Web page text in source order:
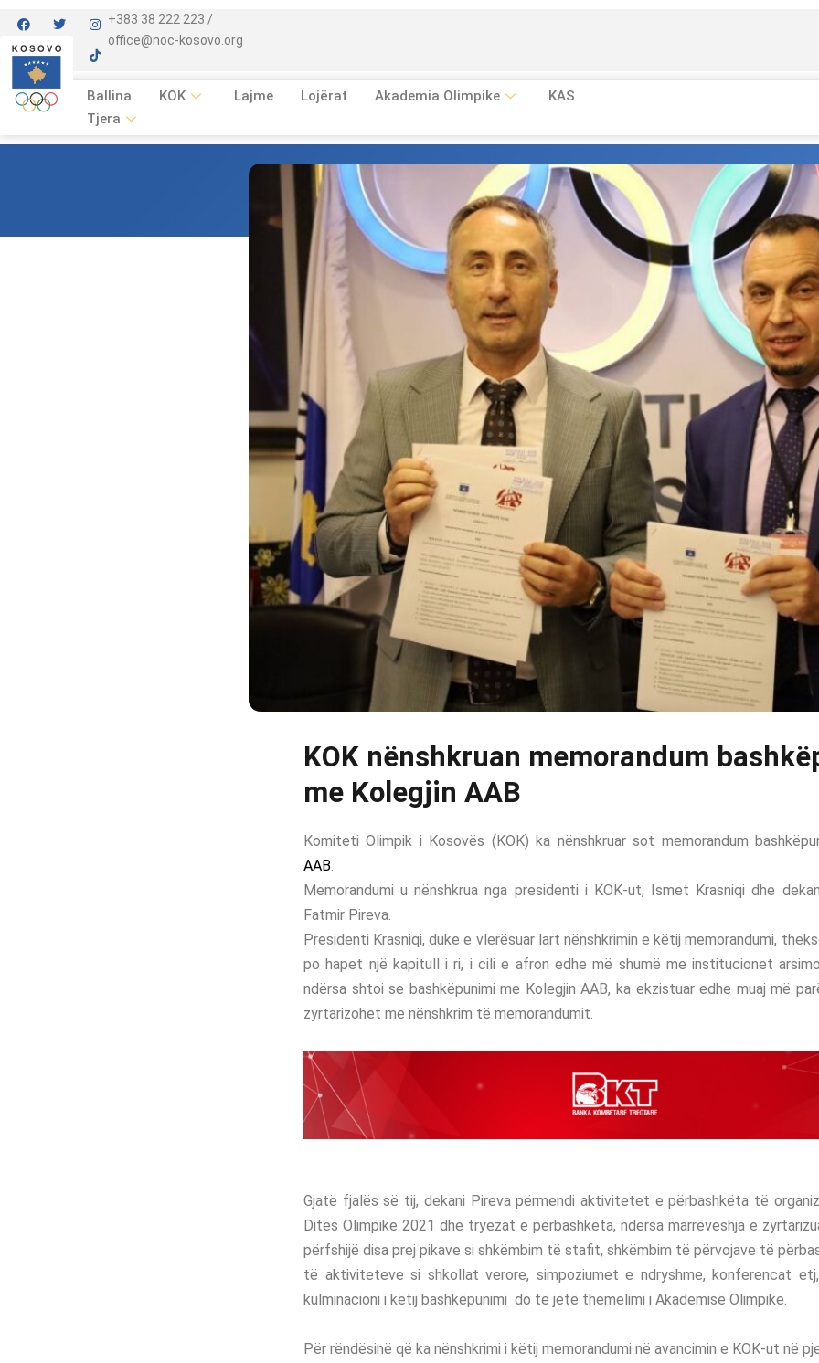
+383 38 222 223 /
office@noc-kosovo.org
Ballina KOK Lajme Lojërat Akademia Olimpike
KAS
Tjera
KOK nënshkruan memorandum
me Kolegjin AAB
Komiteti Olimpik i Kosovës (KOK) ka nënshkruar sot memorandum
AAB.
Memorandumi u nënshkrua nga presidenti i KOK-ut, Ismet Krasniqi dhe
Fatmir Pireva.
Presidenti Krasniqi, duke e vlerësuar lart nënshkrimin e këtij memorandumi,
po hapet një kapitull i ri, i cili e afron edhe më shumë me institucionet
ndërsa shtoi se bashkëpunimi me Kolegjin AAB, ka ekzistuar edhe muaj më
zyrtarizohet me nënshkrim të memorandumit.
Gjatë fjalës së tij, dekani Pireva përmendi aktivitetet e përbashkëta të
Ditës Olimpike 2021 dhe tryezat e përbashkëta, ndërsa marrëveshja e
përfshijë disa prej pikave si shkëmbim të stafit, shkëmbim të përvojave të
të aktiviteteve si shkollat verore, simpoziumet e ndryshme, konferencat
kulminacioni i këtij bashkëpunimi do të jetë themelimi i Akademisë Olimpike.
Për rëndësinë që ka nënshkrimi i këtij memorandumi në avancimin e KOK-ut në